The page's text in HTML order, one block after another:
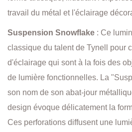
travail du métal et l'éclairage
Suspension Snowflake : Ce
classique du talent de Tynell pour
d'éclairage qui sont à la fois des
de lumière fonctionnelles. La
son nom de son abat-jour
design évoque délicatement la
Ces perforations diffusent une